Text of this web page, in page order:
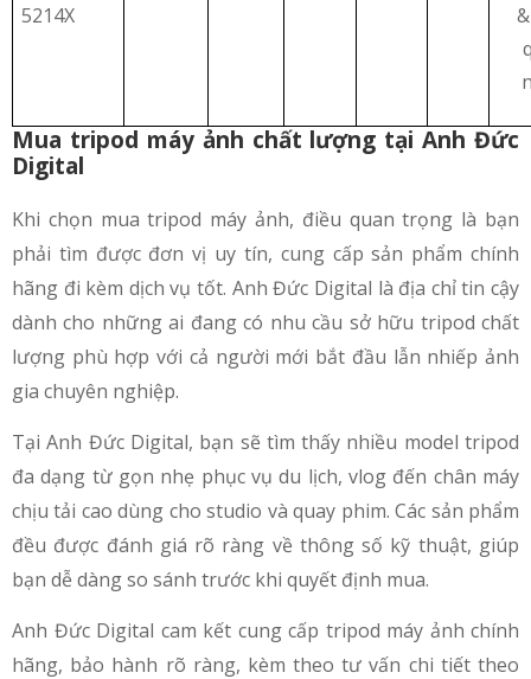
5214X
Mua tripod máy ảnh chất lượng tại Anh Đức
Digital
Khi chọn mua tripod máy ảnh, điều quan trọng là bạn
phải tìm được đơn vị uy tín, cung cấp sản phẩm chính
hãng đi kèm dịch vụ tốt. Anh Đức Digital là địa chỉ tin cậy
dành cho những ai đang có nhu cầu sở hữu tripod chất
lượng phù hợp với cả người mới bắt đầu lẫn nhiếp ảnh
gia chuyên nghiệp.
Tại Anh Đức Digital, bạn sẽ tìm thấy nhiều model tripod
đa dạng từ gọn nhẹ phục vụ du lịch, vlog đến chân máy
chịu tải cao dùng cho studio và quay phim. Các sản phẩm
đều được đánh giá rõ ràng về thông số kỹ thuật, giúp
bạn dễ dàng so sánh trước khi quyết định mua.
Anh Đức Digital cam kết cung cấp tripod máy ảnh chính
hãng, bảo hành rõ ràng, kèm theo tư vấn chi tiết theo